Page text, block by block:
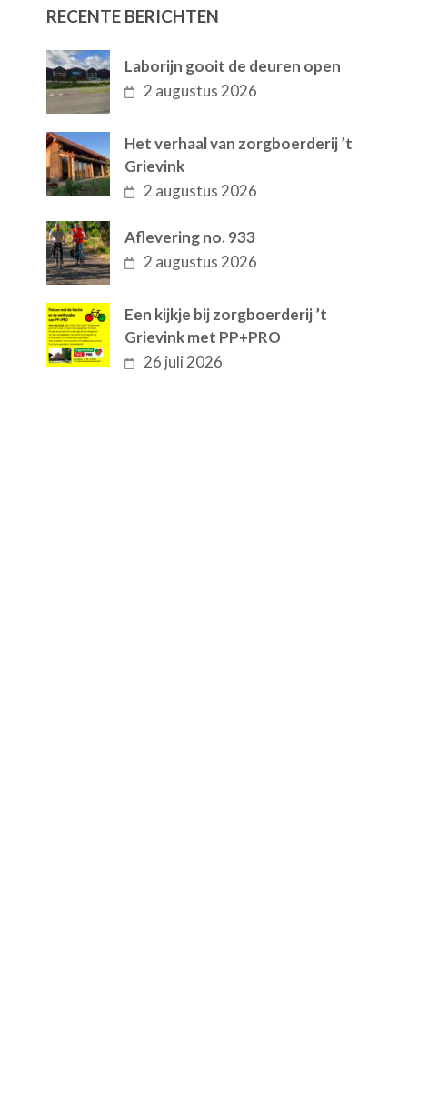
RECENTE BERICHTEN
Laborijn gooit de deuren open
2 augustus 2026
Het verhaal van zorgboerderij ’t
Grievink
2 augustus 2026
Aflevering no. 933
2 augustus 2026
Een kijkje bij zorgboerderij ’t
Grievink met PP+PRO
26 juli 2026